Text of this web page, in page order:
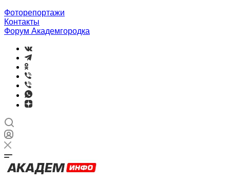
Фоторепортажи
Контакты
Форум Академгородка